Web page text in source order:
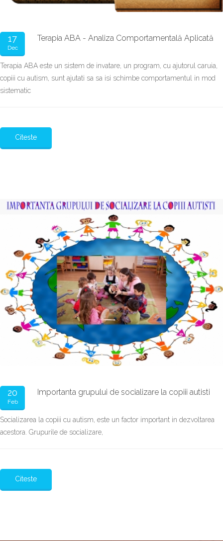
17
Dec
Terapia ABA - Analiza Comportamentală Aplicată
Terapia ABA este un sistem de invatare, un program, cu ajutorul caruia,
copiii cu autism, sunt ajutati sa sa isi schimbe comportamentul in mod
sistematic
Citeste
20
Feb
Importanta grupului de socializare la copiii autisti
Socializarea la copiii cu autism, este un factor important in dezvoltarea
acestora. Grupurile de socializare,
Citeste